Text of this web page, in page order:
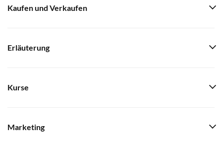
Kaufen und Verkaufen
Erläuterung
Kurse
Marketing